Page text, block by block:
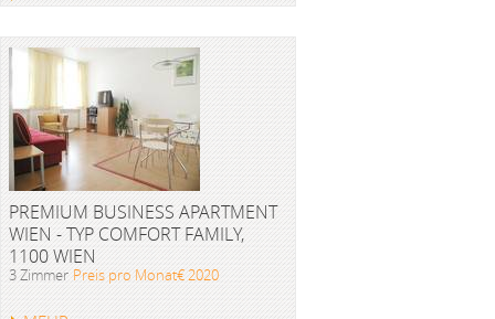
PREMIUM BUSINESS APARTMENT
WIEN - TYP COMFORT FAMILY,
1100 WIEN
3 Zimmer Preis pro Monat€ 2020